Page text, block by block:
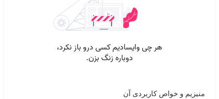
منیزیم و خواص کاربردی آن